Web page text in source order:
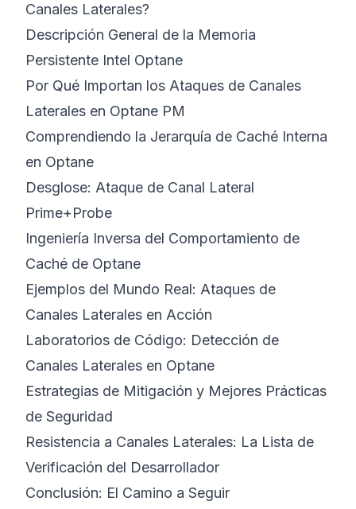
Canales Laterales?
Descripción General de la Memoria
Persistente Intel Optane
Por Qué Importan los Ataques de Canales
Laterales en Optane PM
Comprendiendo la Jerarquía de Caché Interna
en Optane
Desglose: Ataque de Canal Lateral
Prime+Probe
Ingeniería Inversa del Comportamiento de
Caché de Optane
Ejemplos del Mundo Real: Ataques de
Canales Laterales en Acción
Laboratorios de Código: Detección de
Canales Laterales en Optane
Estrategias de Mitigación y Mejores Prácticas
de Seguridad
Resistencia a Canales Laterales: La Lista de
Verificación del Desarrollador
Conclusión: El Camino a Seguir